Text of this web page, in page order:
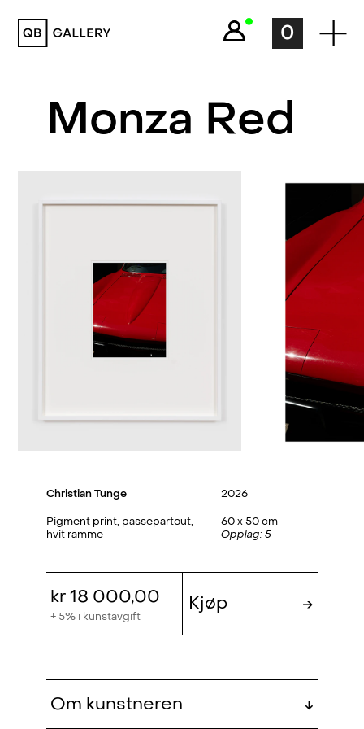
QB Gallery 0
Monza Red
Christian Tunge
2026
Pigment print, passepartout,
hvit ramme
60 x 50 cm
Opplag: 5
kr 18 000,00
+ 5% i kunstavgift
Kjøp →
Om kunstneren ↓